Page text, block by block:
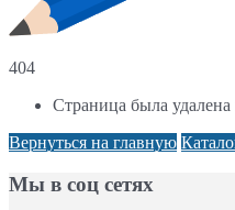
404
Страница была
Вернуться на главную
Мы в соц сетях